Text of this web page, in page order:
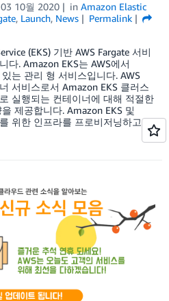
03 10월 2020 in Amazon Elastic
, Launch, News
Permalink
(EKS) 기반 AWS Fargate 서비
다. Amazon EKS는 AWS에서
는 관리 형 서비스입니다. AWS
서비스로서 Amazon EKS 클러스
실행되는 컨테이너에 대해 적절한
제공합니다. Amazon EKS 및
위한 인프라를 프로비저닝하고 관